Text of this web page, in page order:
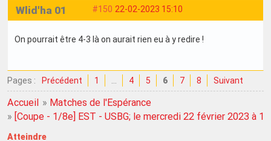
#150 22-02-2023 15:10
Wlid'ha 01
On pourrait être 4-3 là on aurait rien eu à y redire !
Pages : Précédent 1 4 5 6 7 8 Suivant
Accueil » Matches de l'Espérance
» [Coupe - 1/8e] EST - USBG; le mercredi 22 février 2023 à
Atteindre